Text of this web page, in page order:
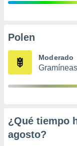
publicidad
de
Polen
Moderado
¿Qué tiempo
agosto?